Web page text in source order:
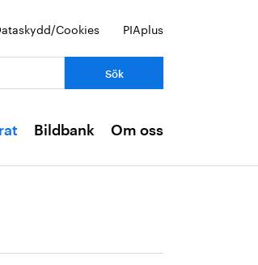
Cookies PIAplus
Bildbank Om oss